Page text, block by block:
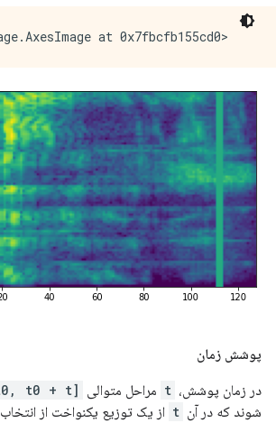
پوشش زمان
در زمان پوشش، t مراحل متوالی [t0, t0 + t)
شوند که در آن t از یک توزیع یکنواخت از انتخاب